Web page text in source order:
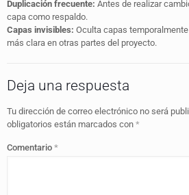
Duplicación frecuente: Antes de realizar
capa como respaldo.
Capas invisibles: Oculta capas
más clara en otras partes del proyecto.
Deja una respuesta
Tu dirección de correo electrónico no será
obligatorios están marcados con *
Comentario *